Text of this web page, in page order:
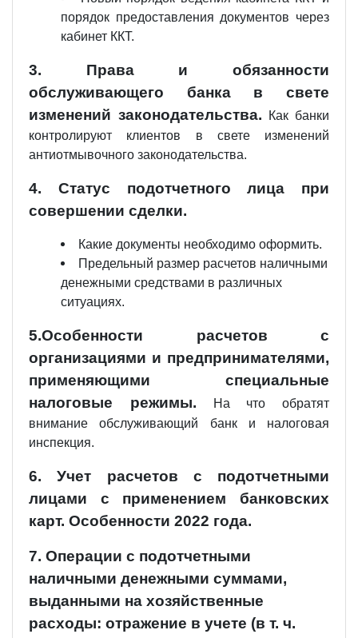
порядок предоставления документов через
кабинет ККТ.
3. Права и обязанности
обслуживающего банка в свете
изменений законодательства. Как банки
контролируют клиентов в свете изменений
антиотмывочного законодательства.
4. Статус подотчетного лица при
совершении сделки.
Какие документы необходимо оформить.
Предельный размер расчетов наличными
денежными средствами в различных
ситуациях.
5.Особенности расчетов с
организациями и предпринимателями,
применяющими специальные
налоговые режимы. На что обратят
внимание обслуживающий банк и налоговая
инспекция.
6. Учет расчетов с подотчетными
лицами с применением банковских
карт. Особенности 2022 года.
7. Операции с подотчетными
наличными денежными суммами,
выданными на хозяйственные
расходы: отражение в учете (в т. ч.